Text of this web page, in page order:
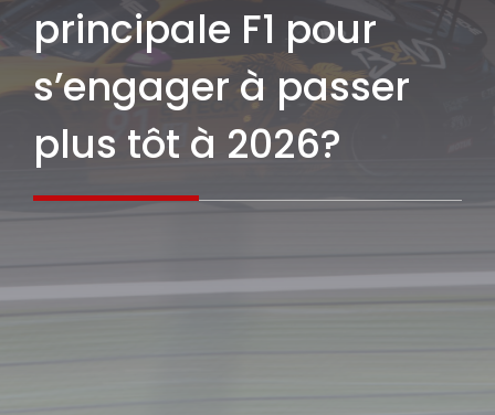
principale F1 pour
s’engager à passer
plus tôt à 2026?